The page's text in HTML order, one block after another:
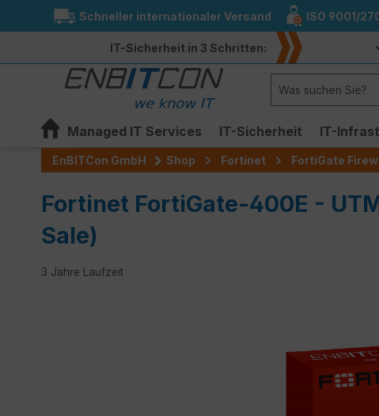
Zur Hauptnavigation springen
Schneller internationaler Versand ISO 9001/
IT-Sicherheit in 3 Schritten:
Managed IT Services IT-Sicherheit IT-
EnBITCon GmbH Shop Fortinet FortiGate
Fortinet FortiGate-400E -
Sale)
3 Jahre Laufzeit